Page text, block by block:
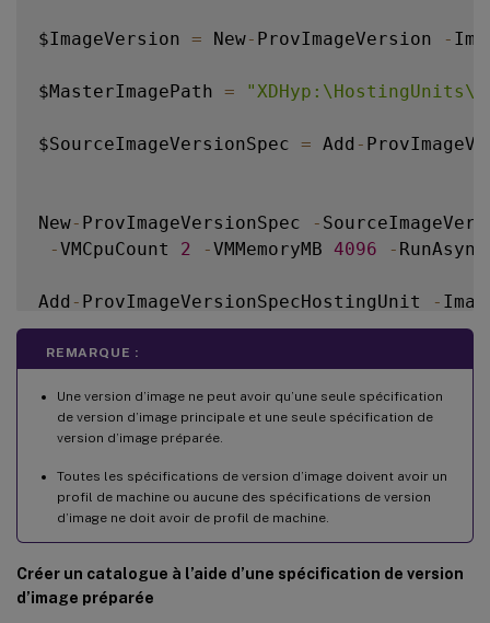
$ImageVersion = New- ProvImageVersion -
$MasterImagePath =
$SourceImageVersionSpec = Add -
New- ProvImageVersionSpec -
-VMCpuCount 2 -VMMemoryMB 4096 -
Add - ProvImageVersionSpecHostingUnit -
REMARQUE :
Une version d’image ne peut avoir qu’une seule spécification
de version d’image principale et une seule spécification de
version d’image préparée.
Toutes les spécifications de version d’image doivent avoir un
profil de machine ou aucune des spécifications de version
d’image ne doit avoir de profil de machine.
Créer un catalogue à l’aide d’une spécification de version
d’image préparée